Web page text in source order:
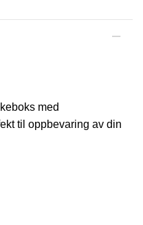
med
til oppbevaring av din